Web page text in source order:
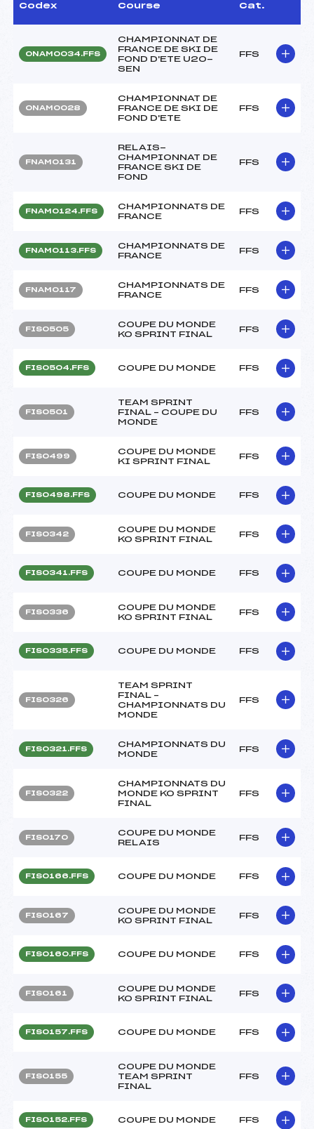
Codex Course Cat.
ONAM0034.FFS
CHAMPIONNAT DE
FRANCE DE SKI DE
FOND D'ETE U20-
SEN
FFS
ONAM0028
CHAMPIONNAT DE
FRANCE DE SKI DE
FOND D'ETE
FFS
FNAM0131
RELAIS-
CHAMPIONNAT DE
FRANCE SKI DE
FOND
FFS
FNAM0124.FFS
CHAMPIONNATS DE
FRANCE
FFS
FNAM0113.FFS
CHAMPIONNATS DE
FRANCE
FFS
FNAM0117
CHAMPIONNATS DE
FRANCE
FFS
FIS0505
COUPE DU MONDE
KO SPRINT FINAL
FFS
FIS0504.FFS COUPE DU MONDE FFS
FIS0501
TEAM SPRINT
FINAL – COUPE DU
MONDE
FFS
FIS0499
COUPE DU MONDE
KI SPRINT FINAL
FFS
FIS0498.FFS COUPE DU MONDE FFS
FIS0342
COUPE DU MONDE
KO SPRINT FINAL
FFS
FIS0341.FFS COUPE DU MONDE FFS
FIS0336
COUPE DU MONDE
KO SPRINT FINAL
FFS
FIS0335.FFS COUPE DU MONDE FFS
FIS0326
TEAM SPRINT
FINAL –
CHAMPIONNATS DU
MONDE
FFS
FIS0321.FFS
CHAMPIONNATS DU
MONDE
FFS
FIS0322
CHAMPIONNATS DU
MONDE KO SPRINT
FINAL
FFS
FIS0170
COUPE DU MONDE
RELAIS
FFS
FIS0166.FFS COUPE DU MONDE FFS
FIS0167
COUPE DU MONDE
KO SPRINT FINAL
FFS
FIS0160.FFS COUPE DU MONDE FFS
FIS0161
COUPE DU MONDE
KO SPRINT FINAL
FFS
FIS0157.FFS COUPE DU MONDE FFS
FIS0155
COUPE DU MONDE
TEAM SPRINT
FINAL
FFS
FIS0152.FFS COUPE DU MONDE FFS